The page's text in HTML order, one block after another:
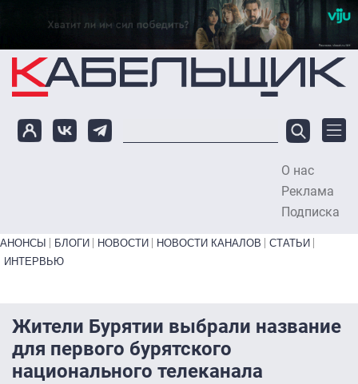
Перейти к основному содержанию
О нас
Реклама
Подписка
Primary links bottom
АНОНСЫ БЛОГИ НОВОСТИ НОВОСТИ КАНАЛОВ
СТАТЬИ
ИНТЕРВЬЮ
Жители Бурятии выбрали название
для первого бурятского
национального телеканала